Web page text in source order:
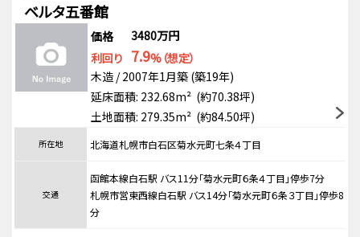
ベルタ五番館
価格
3480万円
利回り 7.9%（想定）
木造 / 2007年1月築 (築19年)
延床面積: 232.68m² (約70.38坪)
土地面積: 279.35m² (約84.50坪)
所在地 北海道札幌市白石区菊水元町七条４丁目
交通
函館本線白石駅 バス11分「菊水元町６条４丁目」停歩7分
札幌市営東西線白石駅 バス14分「菊水元町６条３丁目」停歩8
分